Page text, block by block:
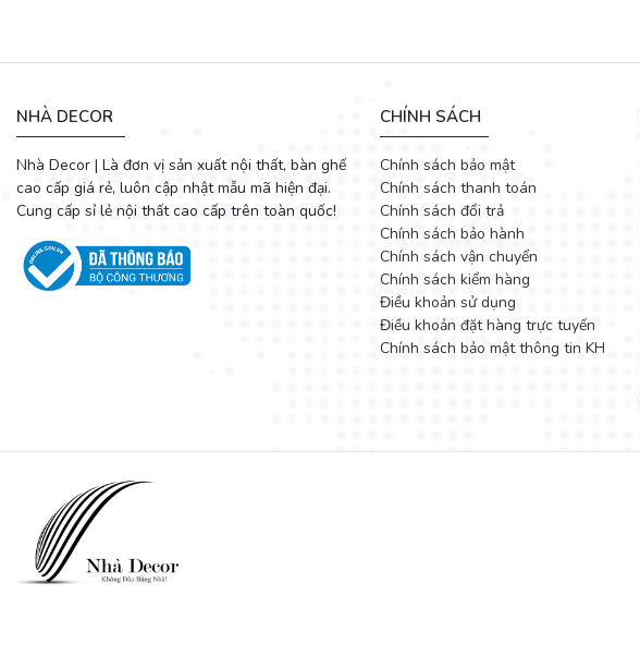
NHÀ DECOR
Nhà Decor | Là đơn vị sản xuất nội thất, bàn ghế
cao cấp giá rẻ, luôn cập nhật mẫu mã hiện đại.
Cung cấp sỉ lẻ nội thất cao cấp trên toàn quốc!
CHÍNH SÁCH
Chính sách bảo mật
Chính sách thanh toán
Chính sách đổi trả
Chính sách bảo hành
Chính sách vận chuyển
Chính sách kiểm hàng
Điều khoản sử dụng
Điều khoản đặt hàng trực tuyến
Chính sách bảo mật thông tin KH